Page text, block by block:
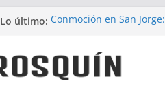
Lo último: Conmoción en San
Crece la hipótesis de
Florencia Gómez